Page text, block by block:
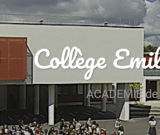
Collège
ACADEMIE